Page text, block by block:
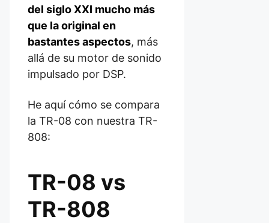
del siglo XXI mucho más
que la original en
bastantes aspectos, más
allá de su motor de sonido
impulsado por DSP.
He aquí cómo se compara
la TR-08 con nuestra TR-
808:
TR-08 vs
TR-808